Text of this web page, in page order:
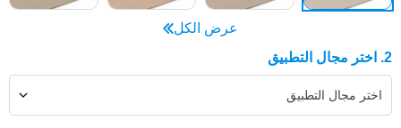
عرض الكل
2. اختر مجال التطبيق
اختر مجال التطبيق